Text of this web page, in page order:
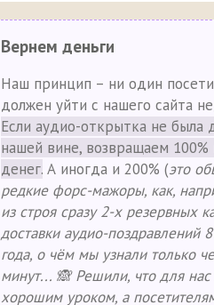
Вернем деньги
Наш принцип – ни один
должен уйти с нашего сайта
Если аудио-открытка не была
нашей вине, возвращаем 100%
денег. А иногда и 200% (это
редкие форс-мажоры, как,
из строя сразу 2-х резервных
доставки аудио-поздравлений
года, о чём мы узнали только
минут... 🙈 Решили, что для нас
хорошим уроком, а